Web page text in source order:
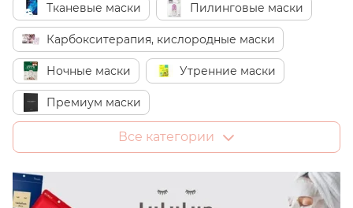
Тканевые маски Пилинговые маски
Карбокситерапия, кислородные маски
Ночные маски Утренние маски
Премиум маски
SOS-маски быстрого действия
Увлажняющие маски
Все категории